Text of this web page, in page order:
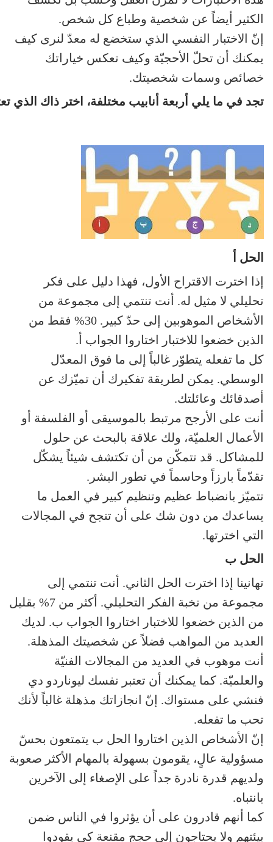
الكثير أيضاً عن شخصية وطباع كل شخص.
إنّ الاختبار النفسي الذي ستخضع له معدّ لنرى كيف
يمكنك أن تحلّ الأحجيّة وكيف تعكس خياراتك
خصائص وسمات شخصيتك.
تجد في ما يلي أربعة أنابيب مختلفة، اختر ذاك الذي
الحل أ
إذا اخترت الاقتراح الأول، فهذا دليل على فكر
تحليلي لا مثيل له. أنت تنتمي إلى مجموعة من
الأشخاص الموهوبين إلى حدّ كبير. 30% فقط من
الذين خضعوا للاختبار اختاروا الجواب أ.
كل ما تفعله يتطوّر غالباً إلى ما فوق المعدّل
الوسطي. يمكن لطريقة تفكيرك أن تميّزك عن
أصدقائك وعائلتك.
أنت على الأرجح مرتبط بالموسيقى أو الفلسفة أو
الأعمال العلميّة، ولك علاقة بالبحث عن حلول
للمشاكل. قد تتمكّن من أن تكتشف شيئاً يشكّل
تقدّماً بارزاً وحاسماً في تطور البشر.
تتميّز بانضباط عظيم وتنظيم كبير في العمل ما
يساعدك من دون شك على أن تنجح في المجالات
التي اخترتها.
الحل ب
تهانينا إذا اخترت الحل الثاني. أنت تنتمي إلى
مجموعة من نخبة الفكر التحليلي. أكثر من 7% بقليل
من الذين خضعوا للاختبار اختاروا الجواب ب. لديك
العديد من المواهب فضلاً عن شخصيتك المذهلة.
أنت موهوب في العديد من المجالات الفنيّة
والعلميّة. كما يمكنك أن تعتبر نفسك ليوناردو دي
فنشي على مستواك. إنّ انجازاتك مذهلة غالباً لأنك
تحب ما تفعله.
إنّ الأشخاص الذين اختاروا الحل ب يتمتعون بحسّ
مسؤولية عالٍ، يقومون بسهولة بالمهام الأكثر صعوبة
ولديهم قدرة نادرة جداً على الإصغاء إلى الآخرين
بانتباه.
كما أنهم قادرون على أن يؤثروا في الناس ضمن
بيئتهم ولا يحتاجون إلى حجج مقنعة كي يقودوا